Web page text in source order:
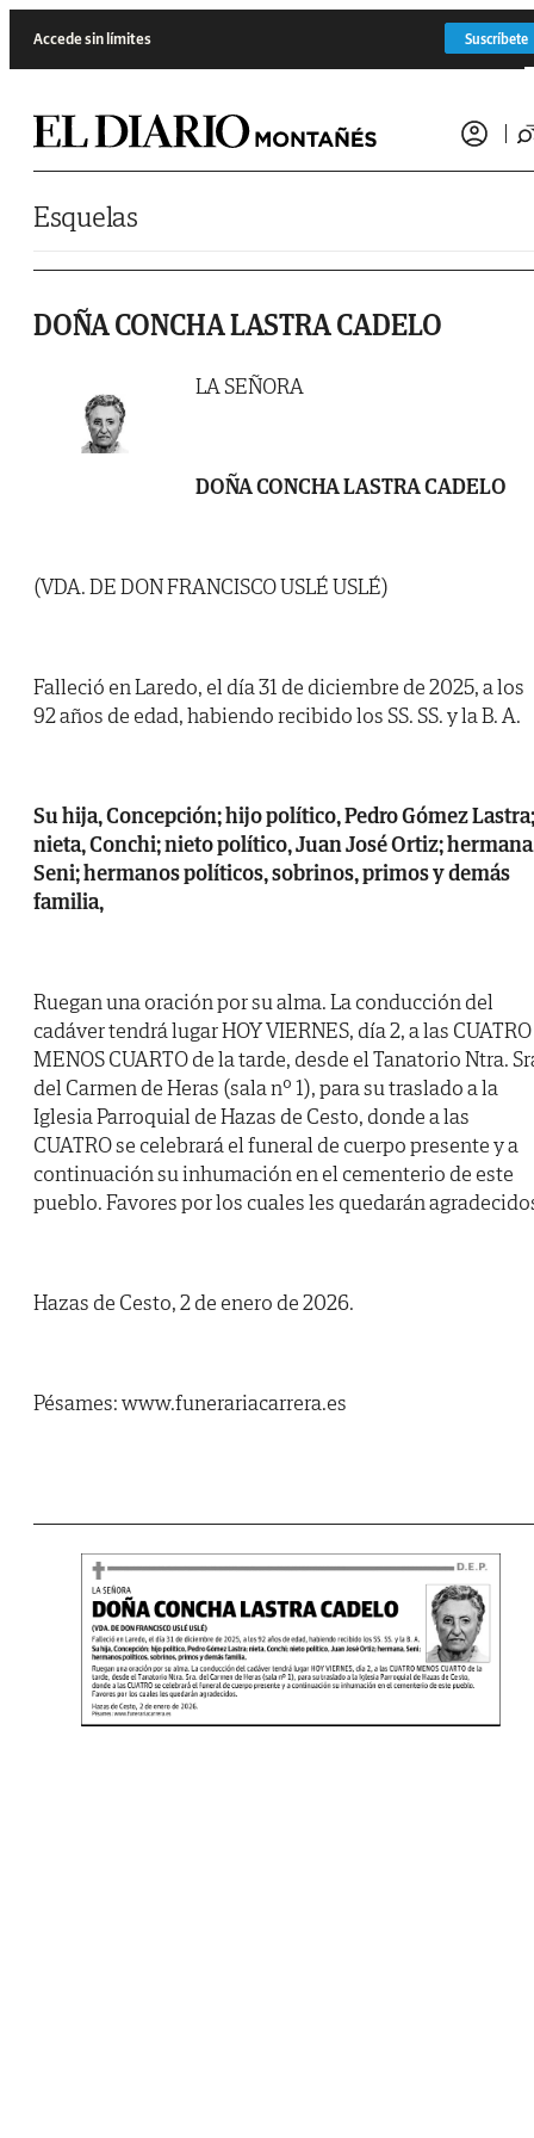
Accede sin límites Suscríbete
Esquelas
DOÑA CONCHA LASTRA CADELO
LA SEÑORA
DOÑA CONCHA LASTRA CADELO
(VDA. DE DON FRANCISCO USLÉ USLÉ)
Falleció en Laredo, el día 31 de diciembre de 2025, a los
92 años de edad, habiendo recibido los SS. SS. y la B. A.
Su hija, Concepción; hijo político, Pedro Gómez Lastra;
nieta, Conchi; nieto político, Juan José Ortiz;
Seni; hermanos políticos, sobrinos, primos y demás
familia,
Ruegan una oración por su alma. La conducción del
cadáver tendrá lugar HOY VIERNES, día 2, a las CUATRO
MENOS CUARTO de la tarde, desde el Tanatorio Ntra.
del Carmen de Heras (sala nº 1), para su traslado a la
Iglesia Parroquial de Hazas de Cesto, donde a las
CUATRO se celebrará el funeral de cuerpo presente y a
continuación su inhumación en el cementerio de este
pueblo. Favores por los cuales les quedarán
Hazas de Cesto, 2 de enero de 2026.
Pésames: www.funerariacarrera.es